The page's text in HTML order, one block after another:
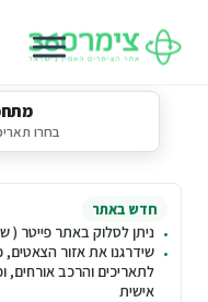
בחרו תאריכים · 2
חדש באתר
ניתן לסלוק באתר פייטר (
שידרגנו את אזור
לתאריכים והרכב
אישית